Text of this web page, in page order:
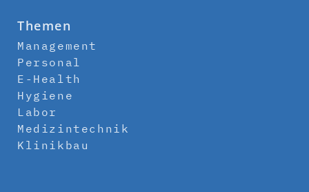
Themen
Management
Personal
E-Health
Hygiene
Labor
Medizintechnik
Klinikbau